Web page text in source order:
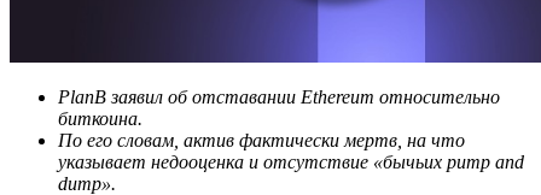
PlanB заявил об отставании Ethereum относительно
биткоина.
По его словам, актив фактически мертв, на что
указывает недооценка и отсутствие «бычьих pump and
dump».